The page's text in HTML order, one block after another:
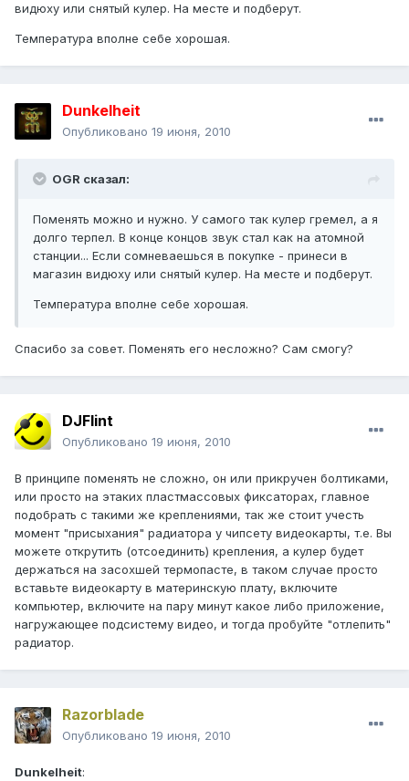
видюху или снятый кулер. На месте и подберут.
Температура вполне себе хорошая.
Dunkelheit
Опубликовано 19 июня, 2010
OGR сказал:
Поменять можно и нужно. У самого так кулер гремел, а я
долго терпел. В конце концов звук стал как на атомной
станции... Если сомневаешься в покупке - принеси в
магазин видюху или снятый кулер. На месте и подберут.
Температура вполне себе хорошая.
Спасибо за совет. Поменять его несложно? Сам смогу?
DJFlint
Опубликовано 19 июня, 2010
В принципе поменять не сложно, он или прикручен болтиками,
или просто на этаких пластмассовых фиксаторах, главное
подобрать с такими же креплениями, так же стоит учесть
момент "присыхания" радиатора у чипсету видеокарты, т.е. Вы
можете открутить (отсоединить) крепления, а кулер будет
держаться на засохшей термопасте, в таком случае просто
вставьте видеокарту в материнскую плату, включите
компьютер, включите на пару минут какое либо приложение,
нагружающее подсистему видео, и тогда пробуйте "отлепить"
радиатор.
Razorblade
Опубликовано 19 июня, 2010
Dunkelheit: